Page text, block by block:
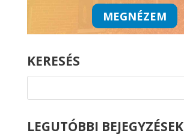
MEGNÉZEM
KERESÉS
LEGUTÓBBI BEJEGYZÉSEK